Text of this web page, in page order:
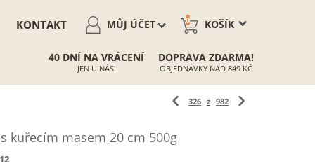
KOŠÍK
0
MŮJ ÚČET
KONTAKT
40 DNÍ NA VRÁCENÍ
JEN U NÁS!
DOPRAVA ZDARMA!
OBJEDNÁVKY NAD 849 KČ
326 z 982
kuřecím masem 20 cm 500g